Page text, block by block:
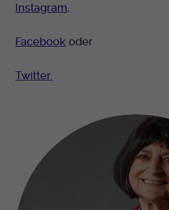
Instagram,
Facebook oder
Twitter.